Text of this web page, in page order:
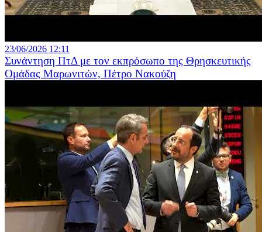
23/06/2026 12:11
Συνάντηση ΠτΔ με τον εκπρόσωπο της Θρησκευτικής
Ομάδας Μαρωνιτών, Πέτρο Νακούζη